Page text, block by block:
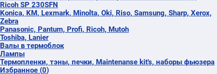
Ricoh SP 230SFN
Konica, KM, Lexmark, Minolta, Oki, Riso, Samsung, Sharp, Xerox,
Zebra
Panasonic, Pantum, Profi, Ricoh, Mutoh
Toshiba, Lanier
Валы в термоблок
Лампы
Термопленки, тэны, печки, Maintenanse kit's, наборы фьюзера
Избранное (0)